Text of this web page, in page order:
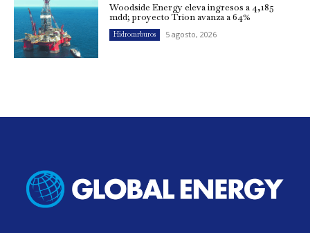
Woodside Energy eleva ingresos a 4,185
mdd; proyecto Trion avanza a 64%
Hidrocarburos 5 agosto, 2026